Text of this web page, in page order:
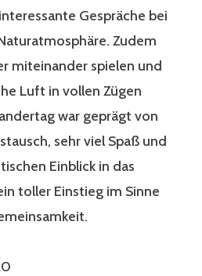
Gespräche bei
Zudem
miteinander spielen und
Luft in vollen Zügen
war geprägt von
sehr viel Spaß und
Einblick in das
toller Einstieg im Sinne